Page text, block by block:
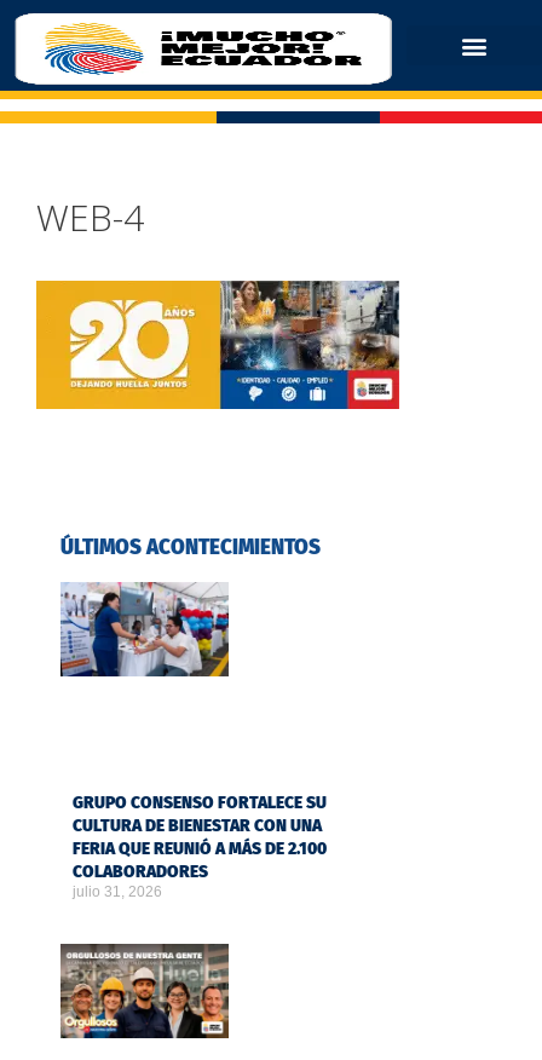
WEB-4
ÚLTIMOS ACONTECIMIENTOS
GRUPO CONSENSO FORTALECE SU
CULTURA DE BIENESTAR CON UNA
FERIA QUE REUNIÓ A MÁS DE 2.100
COLABORADORES
julio 31, 2026